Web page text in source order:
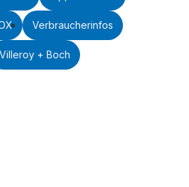
Verbraucherinfos
Villeroy + Boch